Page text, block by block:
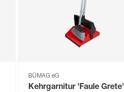
BÜMAG eG
Kehrgarnitur 'Faule Grete'